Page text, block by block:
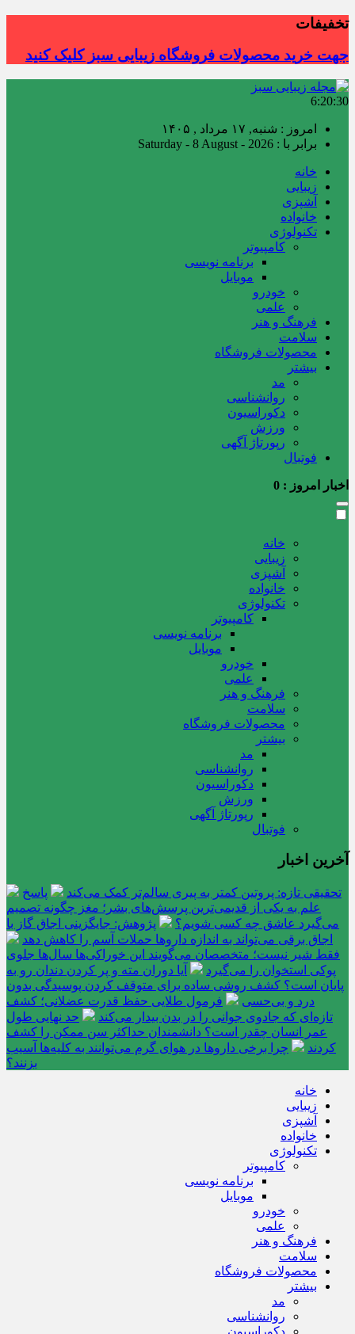
تخفیفات
جهت خرید محصولات فروشگاه زیبایی سبز کلیک کنید
6:20:31
امروز : شنبه, ۱۷ مرداد , ۱۴۰۵
برابر با : Saturday - 8 August - 2026
خانه
زیبایی
آشپزی
خانواده
تکنولوژی
کامپیوتر
برنامه نویسی
موبایل
خودرو
علمی
فرهنگ و هنر
سلامت
محصولات فروشگاه
بیشتر
مد
روانشناسی
دکوراسیون
ورزش
رپورتاژ آگهی
فوتبال
اخبار امروز : 0
خانه
زیبایی
آشپزی
خانواده
تکنولوژی
کامپیوتر
برنامه نویسی
موبایل
خودرو
علمی
فرهنگ و هنر
سلامت
محصولات فروشگاه
بیشتر
مد
روانشناسی
دکوراسیون
ورزش
رپورتاژ آگهی
فوتبال
آخرین اخبار
تحقیقی تازه: پروتین کمتر به پیری سالم‌تر کمک می‌کند
پاسخ
علم به یکی از قدیمی‌ترین پرسش‌های بشر؛ مغز چگونه تصمیم
می‌گیرد عاشق چه کسی شویم؟
پژوهش: جایگزینی اجاق گاز با
اجاق برقی می‌تواند به اندازه داروها حملات آسم را کاهش دهد
فقط شیر نیست؛ متخصصان می‌گویند این خوراکی‌ها سال‌ها جلوی
پوکی استخوان را می‌گیرد
آیا دوران مته و پر کردن دندان رو به
پایان است؟ کشف روشی ساده برای متوقف کردن پوسیدگی بدون
درد و بی‌حسی
فرمول طلایی حفظ قدرت عضلانی؛ کشف
تازه‌ای که جادوی جوانی را در بدن بیدار می‌کند
حد نهایی طول
عمر انسان چقدر است؟ دانشمندان حداکثر سن ممکن را کشف
کردند
چرا برخی داروها در هوای گرم می‌توانند به کلیه‌ها آسیب
بزنند؟
خانه
زیبایی
آشپزی
خانواده
تکنولوژی
کامپیوتر
برنامه نویسی
موبایل
خودرو
علمی
فرهنگ و هنر
سلامت
محصولات فروشگاه
بیشتر
مد
روانشناسی
دکوراسیون